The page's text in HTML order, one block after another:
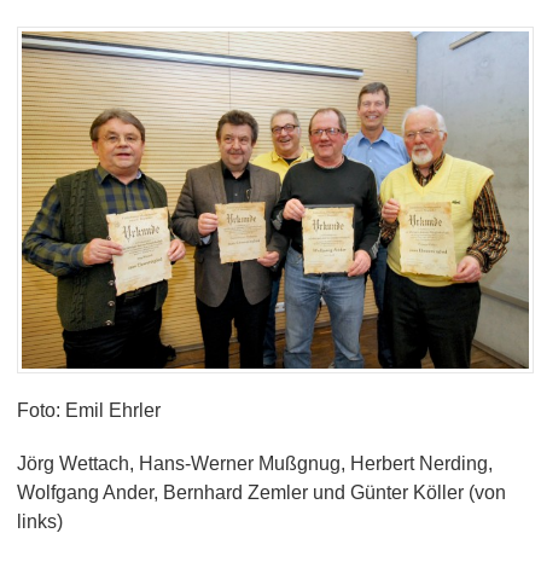
Foto: Emil Ehrler
Jörg Wettach, Hans-Werner Mußgnug, Herbert Nerding,
Wolfgang Ander, Bernhard Zemler und Günter Köller (von
links)